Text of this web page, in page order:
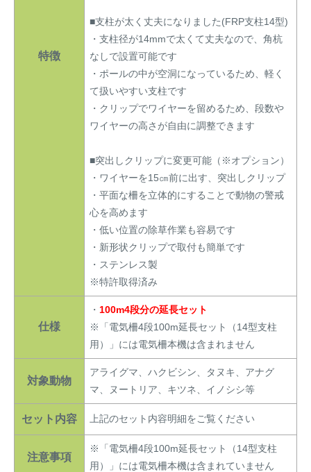
特徴
■支柱が太く丈夫になりました(FRP支柱14型)
・支柱径が14mmで太くて丈夫なので、角杭
なしで設置可能です
・ポールの中が空洞になっているため、軽く
て扱いやすい支柱です
・クリップでワイヤーを留めるため、段数や
ワイヤーの高さが自由に調整できます
■突出しクリップに変更可能（※オプション）
・ワイヤーを15㎝前に出す、突出しクリップ
・平面な柵を立体的にすることで動物の警戒
心を高めます
・低い位置の除草作業も容易です
・新形状クリップで取付も簡単です
・ステンレス製
※特許取得済み
仕様
・ 100m4段分の延長セット
※「電気柵4段100m延長セット（14型支柱
用）」には電気柵本機は含まれません
対象動物
アライグマ、ハクビシン、タヌキ、アナグ
マ、ヌートリア、キツネ、イノシシ等
セット内容 上記のセット内容明細をご覧ください
注意事項
※「電気柵4段100m延長セット（14型支柱
用）」には電気柵本機は含まれていません